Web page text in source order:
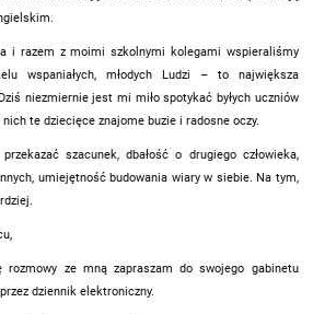
i razem z moimi szkolnymi kolegami wspieraliśmy
wspaniałych, młodych Ludzi – to największa
niezmiernie jest mi miło spotykać byłych uczniów
te dziecięce znajome buzie i radosne oczy.
szacunek, dbałość o drugiego człowieka,
umiejętność budowania wiary w siebie. Na tym,
ze mną zapraszam do swojego gabinetu
dziennik elektroniczny.